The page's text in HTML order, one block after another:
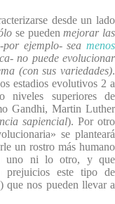
desde un lado
se puedenmejorar las
ejemplo- sea menos
no puede evolucionar
(con sus variedades).
estadios evolutivos 2 a
superiores de
Gandhi, Martin Luther
sapiencial). Por otro
se planteará
un rostro más humano
uno ni lo otro, y que
prejuicios este tipo de
que nos pueden llevar a